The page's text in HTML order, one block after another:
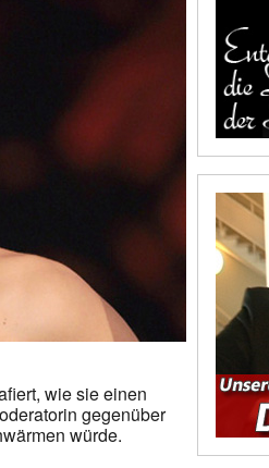
wie sie einen
gegenüber
würde.